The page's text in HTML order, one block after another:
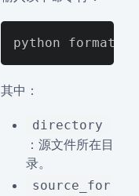
python
其中：
directory
：源文件所在目
录。
source_for